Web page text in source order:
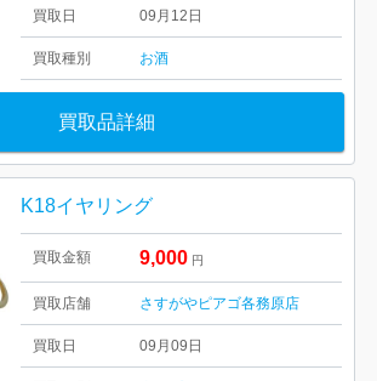
買取日 09月12日
買取種別 お酒
買取品詳細
K18イヤリング
買取金額 9,000 円
買取店舗 さすがやピアゴ各務原店
買取日 09月09日